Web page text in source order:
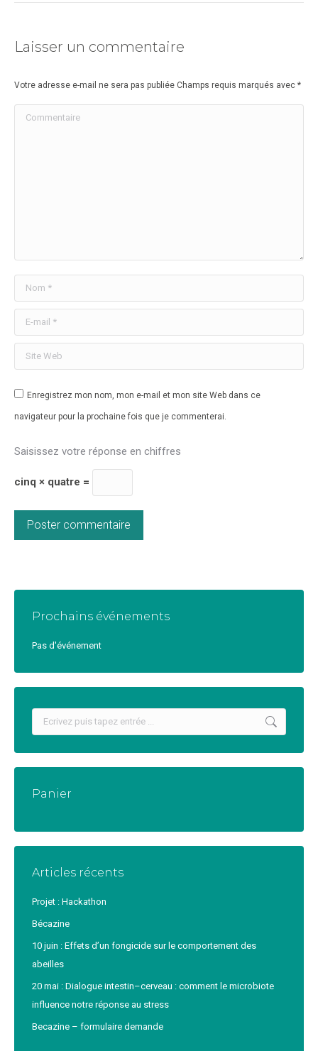
Laisser un commentaire
Votre adresse e-mail ne sera pas publiée Champs requis marqués avec *
Commentaire
Nom *
E-mail *
Site Web
Enregistrez mon nom, mon e-mail et mon site Web dans ce
navigateur pour la prochaine fois que je commenterai.
Saisissez votre réponse en chiffres
cinq × quatre =
Poster commentaire
Prochains événements
Pas d'événement
Recherche
:
Panier
Articles récents
Projet : Hackathon
Bécazine
10 juin : Effets d’un fongicide sur le comportement des
abeilles
20 mai : Dialogue intestin–cerveau : comment le microbiote
influence notre réponse au stress
Becazine – formulaire demande